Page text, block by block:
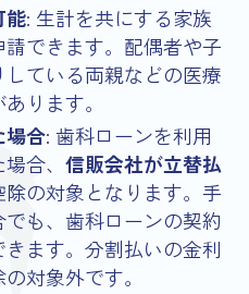
能: 生計を共にする家族
できます。配偶者や子
ている両親などの医療
ります。
場合: 歯科ローンを利用
合、 信販会社が立替払
除の対象となります。手
も、歯科ローンの契約
ます。分割払いの金利
対象外です。